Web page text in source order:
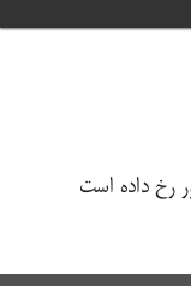
رخ داده است